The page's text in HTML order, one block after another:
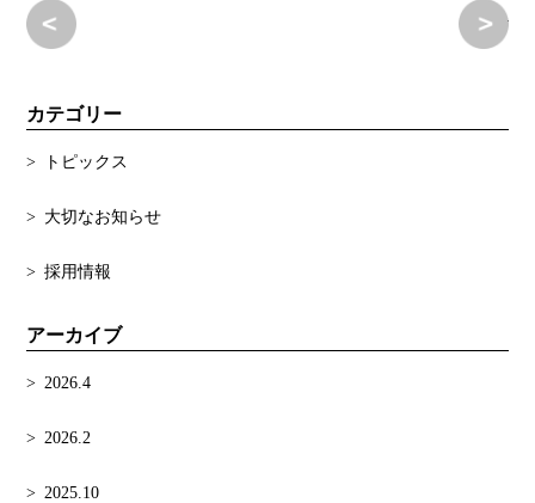
春
カテゴリー
トピックス
大切なお知らせ
採用情報
アーカイブ
2026.4
2026.2
2025.10